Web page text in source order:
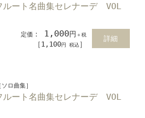
ルート名曲集セレナーデ VOL
定価 ： 1,000円 ＋税
［1,100円 税込 ］
詳細
ソロ曲集］
ルート名曲集セレナーデ VOL